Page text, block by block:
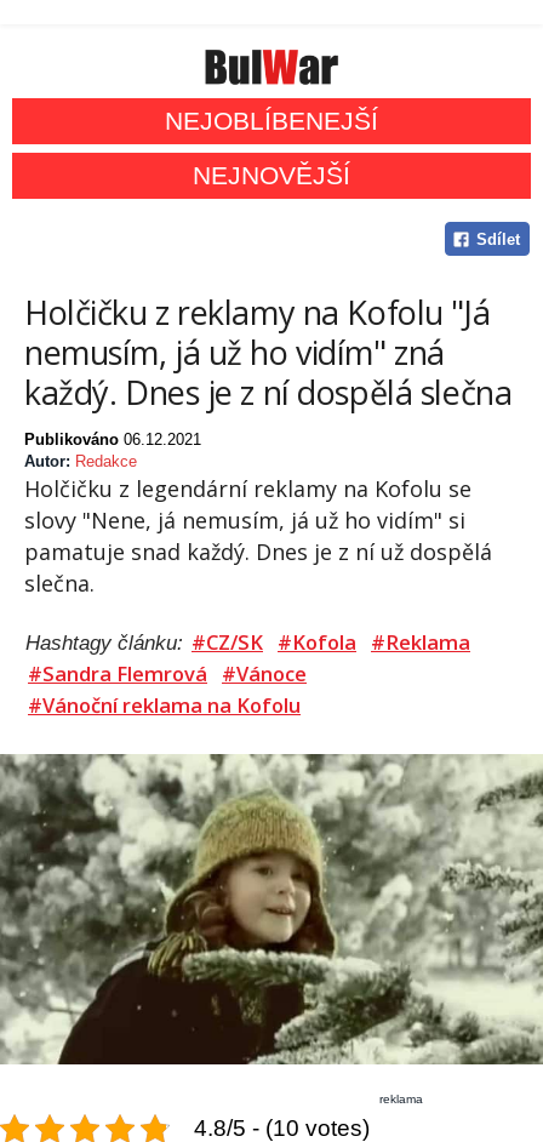
NEJOBLÍBENEJŠÍ
NEJNOVĚJŠÍ
Sdílet
Holčičku z reklamy na Kofolu "Já
nemusím, já už ho vidím" zná
každý. Dnes je z ní dospělá slečna
Publikováno 06.12.2021
Autor: Redakce
Holčičku z legendární reklamy na Kofolu se
slovy "Nene, já nemusím, já už ho vidím" si
pamatuje snad každý. Dnes je z ní už dospělá
slečna.
Hashtagy článku: #CZ/SK #Kofola
#Reklama
#Sandra Flemrová
#Vánoce
#Vánoční reklama na Kofolu
reklama
4.8/5 - (10 votes)